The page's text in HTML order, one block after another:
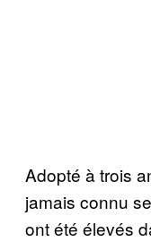
Adopté à trois
jamais connu
ont été élevés